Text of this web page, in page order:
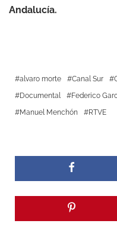
Andalucía.
alvaro morte Canal Sur
Documental
Federico
Manuel Menchón
RTVE